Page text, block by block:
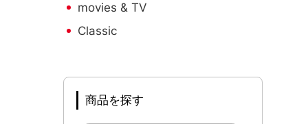
movies & TV
Classic
商品を探す